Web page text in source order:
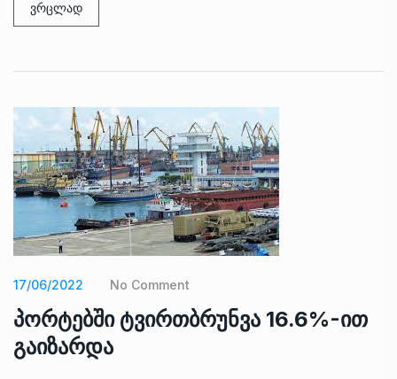
ვრცლად
17/06/2022 No Comment
პორტებში ტვირთბრუნვა 16.6%-ით
გაიზარდა